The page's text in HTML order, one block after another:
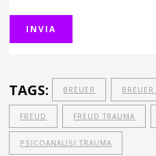
TAGS: BREUER BREUER
FREUD FREUD TRAUMA
PSICOANALISI TRAUMA